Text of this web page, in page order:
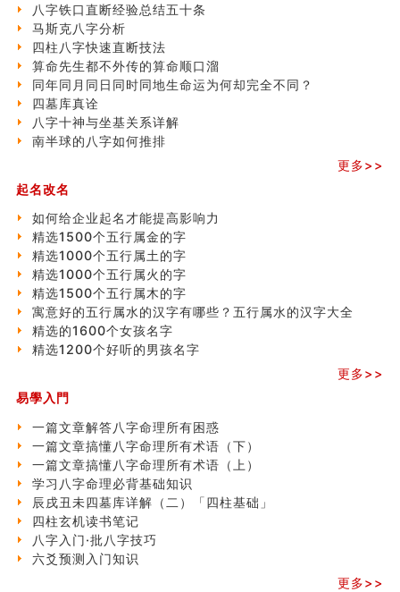
出现这几种面相桃花泛
寓意好的五行属水的汉字有哪些？五行属水的汉字大全
玄空本义 (一)
＂天下第一关＂的由来
无名指长的人有艺术天赋？手指长短能看出什么？
六爻測住宅風水 (三)
別再一知半解！正解住宅風水十大禁忌
《盲派命理》 ( 十六）
風水辟邪大全
八字铁口直断经验总结五十条
马斯克八字分析
四柱八字快速直断技法
算命先生都不外传的算命顺口溜
同年同月同日同时同地生命运为何却完全不同？
四墓库真诠
八字十神与坐基关系详解
南半球的八字如何推排
更多>>
起名改名
如何给企业起名才能提高影响力
精选1500个五行属金的字
精选1000个五行属土的字
精选1000个五行属火的字
精选1500个五行属木的字
寓意好的五行属水的汉字有哪些？五行属水的汉字大全
精选的1600个女孩名字
精选1200个好听的男孩名字
更多>>
易學入門
一篇文章解答八字命理所有困惑
一篇文章搞懂八字命理所有术语（下）
一篇文章搞懂八字命理所有术语（上）
学习八字命理必背基础知识
辰戌丑未四墓库详解（二）「四柱基础」
四柱玄机读书笔记
八字入门·批八字技巧
六爻预测入门知识
更多>>